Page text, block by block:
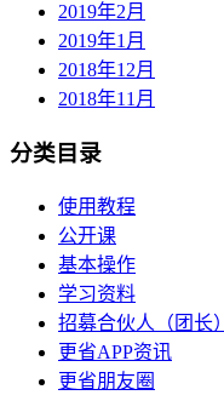
2019年2月
2019年1月
2018年12月
2018年11月
分类目录
使用教程
公开课
基本操作
学习资料
招募合伙人（团长）
更省APP资讯
更省朋友圈